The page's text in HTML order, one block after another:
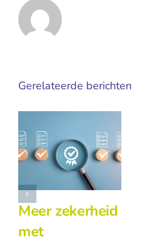
Gerelateerde berichten
Meer zekerheid
met